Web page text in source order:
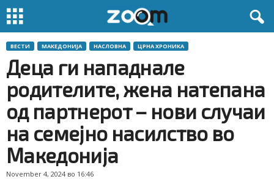
ВЕСТИ МАКЕДОНИЈА НАСЛОВНА ЦРНА ХРОНИКА
Деца ги нападнале
родителите, жена натепана
од партнерот – нови случаи
на семејно насилство во
Македонија
November 4, 2024 во 16:46